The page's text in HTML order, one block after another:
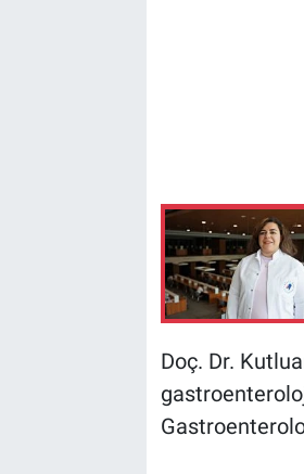
Doç. Dr.